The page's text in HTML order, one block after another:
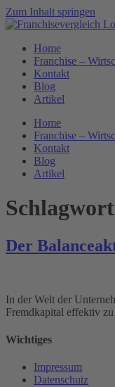
Zum Inhalt springen
Home
Franchise –
Kontakt
Blog
Artikel
Home
Franchise –
Kontakt
Blog
Artikel
Der
In der Welt der
Fremdkapital effektiv
Wichtiges
Impressum
Datenschutz